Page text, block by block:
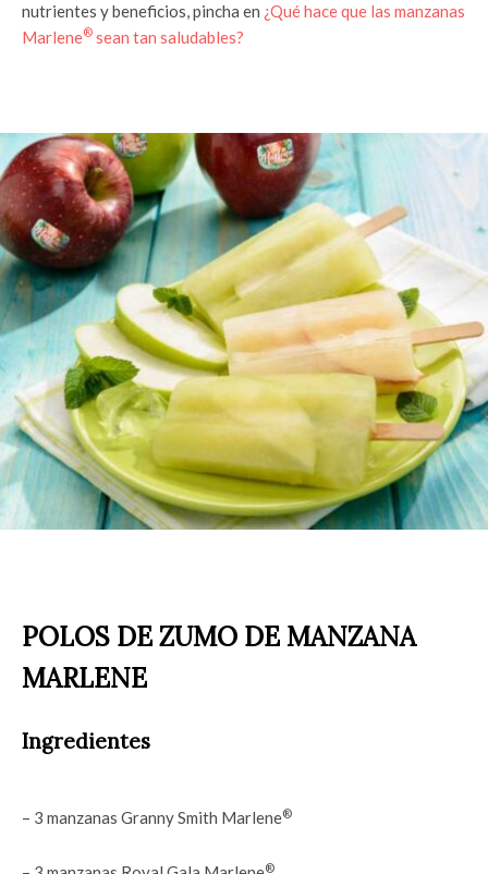
nutrientes y beneficios, pincha en ¿Qué hace que las manzanas
Marlene® sean tan saludables?
POLOS DE ZUMO DE MANZANA
MARLENE
Ingredientes
– 3 manzanas Granny Smith Marlene®
®